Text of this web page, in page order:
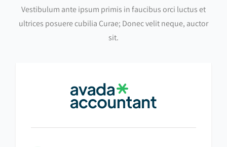
Vestibulum ante ipsum primis in faucibus orci luctus et
ultrices posuere cubilia Curae; Donec velit neque, auctor
sit.